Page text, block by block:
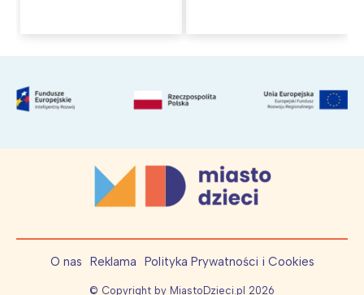
O nas Reklama Polityka Prywatności i Cookies
© Copyright by MiastoDzieci.pl 2026